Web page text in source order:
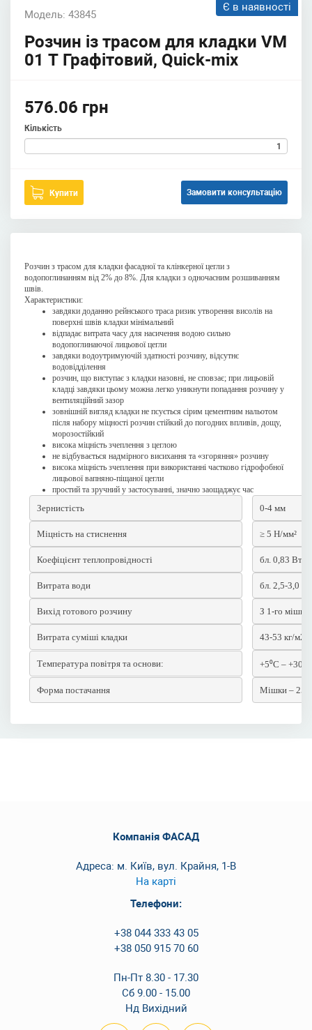
Модель: 43845
Є в наявності
Розчин із трасом для кладки VM
01 T Графітовий, Quick-mix
576.06 грн
Кількість
Купити Замовити консультацію
Розчин з трасом для кладки фасадної та клінкерної цегли з
водопоглинанням від 2% до 8%. Для кладки з одночасним розшиванням
швів.
Характеристики:
завдяки доданню рейнського траса ризик утворення висолів на
поверхні швів кладки мінімальний
відпадає витрата часу для насичення водою сильно
водопоглинаючої лицьової цегли
завдяки водоутримуючій здатності розчину, відсутнє
водовідділення
розчин, що виступає з кладки назовні, не сповзає; при лицьовій
кладці завдяки цьому можна легко уникнути попадання розчину у
вентиляційний зазор
зовнішній вигляд кладки не псується сірим цементним нальотом
після набору міцності розчин стійкий до погодних впливів, дощу,
морозостійкий
висока міцність зчеплення з цеглою
не відбувається надмірного висихання та «згоряння» розчину
висока міцність зчеплення при використанні частково гідрофобної
лицьової вапняно-піщаної цегли
простий та зручний у застосуванні, значно заощаджує час
Зернистість 0-4 мм
Міцність на стиснення ≥ 5 Н/мм²
Коефіцієнт теплопровідності бл. 0,83 Вт/
Витрата води бл. 2,5-3,0 л/
Вихід готового розчину З 1-го мішка
Витрата суміші кладки 43-53 кг/м2
Температура повітря та основи: +5⁰С – +30⁰С
Форма постачання Мішки – 25
Компанія ФАСАД
Адреса: м. Київ, вул. Крайня, 1-В
На карті
Телефони:
+38 044 333 43 05
+38 050 915 70 60
Пн-Пт 8.30 - 17.30
Сб 9.00 - 15.00
Нд Вихідний